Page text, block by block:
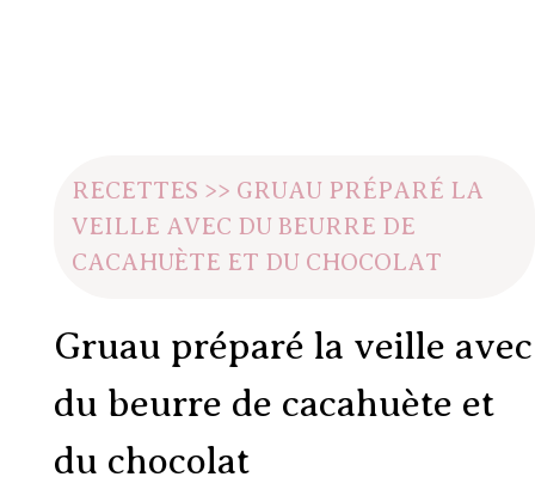
RECETTES >> GRUAU PRÉPARÉ LA
VEILLE AVEC DU BEURRE DE
CACAHUÈTE ET DU CHOCOLAT
Gruau préparé la veille avec
du beurre de cacahuète et
du chocolat